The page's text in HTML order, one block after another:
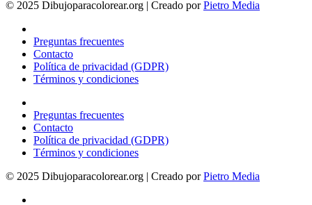
© 2025 Dibujoparacolorear.org | Creado porPietro Media
Preguntas frecuentes
Contacto
Política de privacidad (GDPR)
Términos y condiciones
Preguntas frecuentes
Contacto
Política de privacidad (GDPR)
Términos y condiciones
© 2025 Dibujoparacolorear.org | Creado porPietro Media